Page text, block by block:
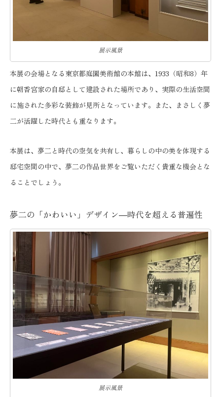
展示風景
本展の会場となる東京都庭園美術館の本館は、1933（昭和8）年
に朝香宮家の自邸として建設された場所であり、実際の生活空間
に施された多彩な装飾が見所となっています。また、まさしく夢
二が活躍した時代とも重なります。
本展は、夢二と時代の空気を共有し、暮らしの中の美を体現する
邸宅空間の中で、夢二の作品世界をご覧いただく貴重な機会とな
ることでしょう。
夢二の「かわいい」デザイン―時代を超える普遍性
展示風景